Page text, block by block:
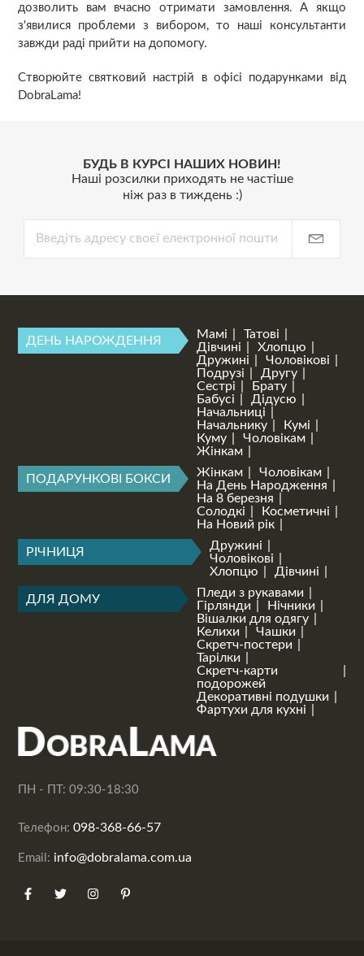
дозволить вам вчасно отримати замовлення. А якщо
з'явилися проблеми з вибором, то наші консультанти
завжди раді прийти на допомогу.
Створюйте святковий настрій в офісі подарунками від
DobraLama!
БУДЬ В КУРСІ НАШИХ НОВИН!
Наші розсилки приходять не частіше
ніж раз в тиждень :)
ДЕНЬ НАРОЖДЕННЯ Мамі
Татові
Дівчині
Хлопцю
Дружині
Чоловікові
Подрузі
Другу
Сестрі
Брату
Бабусі
Дідусю
Начальниці
Начальнику
Кумі
Куму
Чоловікам
Жінкам
ПОДАРУНКОВІ БОКСИ Жінкам
Чоловікам
На День Народження
На 8 березня
Солодкі
Косметичні
На Новий рік
РІЧНИЦЯ
Дружині
Чоловікові
Хлопцю
Дівчині
ДЛЯ ДОМУ
Пледи з рукавами
Гірлянди
Нічники
Вішалки для одягу
Келихи
Чашки
Скретч-постери
Тарілки
Скретч-карти
подорожей
Декоративні подушки
Фартухи для кухні
ПН - ПТ: 09:30-18:30
Телефон:098-368-66-57
Email: info@dobralama.com.ua